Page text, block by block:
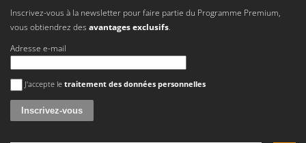
Inscrivez-vous à la newsletter pour faire partie du Programme Premium,
vous obtiendrez des avantages exclusifs.
Adresse e-mail
Une erreur est survenue
J'accepte le traitement des données personnelles